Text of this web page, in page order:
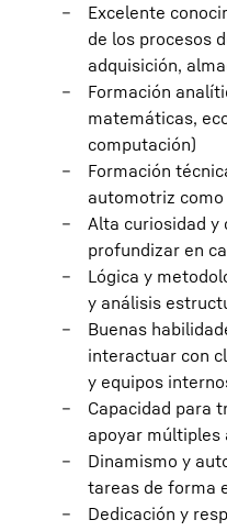
Excelente
de los procesos
adquisición,
Formación
matemáticas,
computación)
Formación
automotriz
Alta curiosidad y
profundizar en
Lógica y
y análisis
Buenas
interactuar con
y equipos
Capacidad para
apoyar múltiples
Dinamismo y
tareas de forma
Dedicación y